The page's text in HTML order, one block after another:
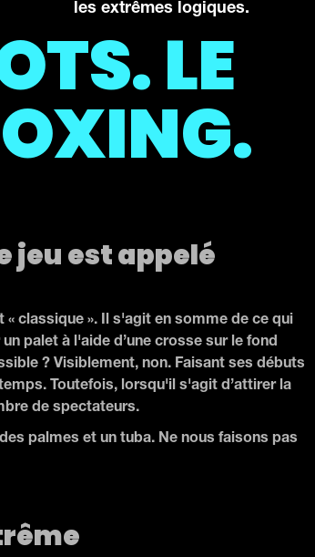
LE
les extrêmes logiques.
jeu est appelé
classique ». Il s'agit en somme de ce qui
palet à l'aide d’une crosse sur le fond
? Visiblement, non. Faisant ses débuts
Toutefois, lorsqu'il s'agit d’attirer la
de spectateurs.
palmes et un tuba. Ne nous faisons pas